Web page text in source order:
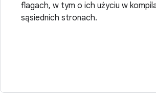
flagach, w tym o ich użyciu w
sąsiednich stronach.